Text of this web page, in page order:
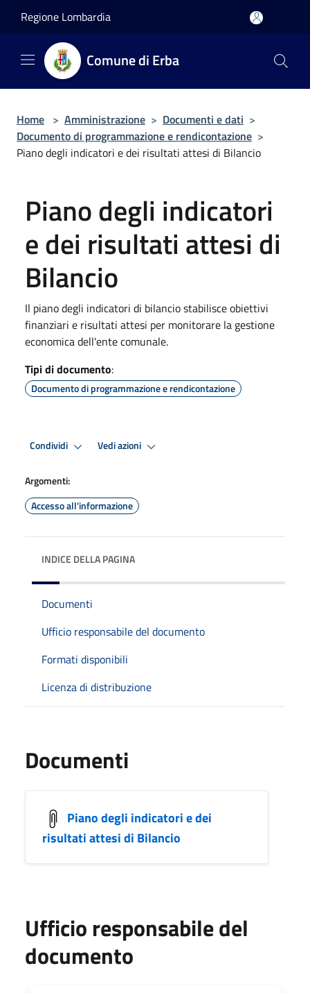
Regione Lombardia
Comune di Erba
Home > Amministrazione > Documenti e dati >
Documento di programmazione e rendicontazione >
Piano degli indicatori e dei risultati attesi di Bilancio
Piano degli indicatori
e dei risultati attesi di
Bilancio
Il piano degli indicatori di bilancio stabilisce obiettivi
finanziari e risultati attesi per monitorare la gestione
economica dell'ente comunale.
Tipi di documento:
Documento di programmazione e rendicontazione
Condividi Vedi azioni
Argomenti:
Accesso all'informazione
INDICE DELLA PAGINA
Documenti
Ufficio responsabile del documento
Formati disponibili
Licenza di distribuzione
Documenti
Piano degli indicatori e dei
risultati attesi di Bilancio
Ufficio responsabile del
documento